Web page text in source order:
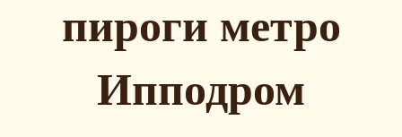
пироги метро
Ипподром